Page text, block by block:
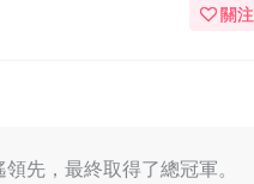
關注
先，最終取得了總冠軍。